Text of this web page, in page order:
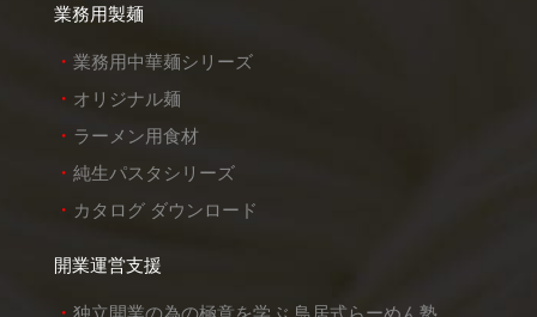
業務用製麺
業務用中華麺シリーズ
オリジナル麺
ラーメン用食材
純生パスタシリーズ
カタログ ダウンロード
開業運営支援